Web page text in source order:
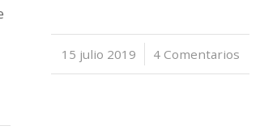
15 julio 2019
/ 4 Comentarios